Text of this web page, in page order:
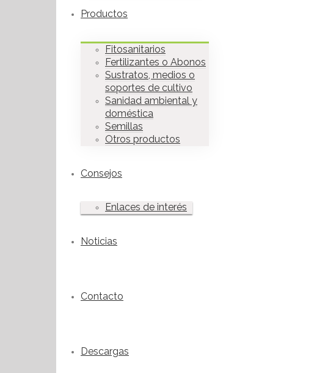
Productos
Fitosanitarios
Fertilizantes o Abonos
Sustratos, medios o
soportes de cultivo
Sanidad ambiental y
doméstica
Semillas
Otros productos
Consejos
Enlaces de interés
Noticias
Contacto
Descargas